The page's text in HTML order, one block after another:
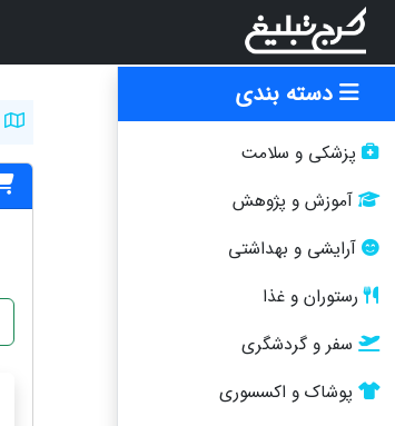
دسته بندی
پزشکی و سلامت
آموزش و پژوهش
آرایشی و بهداشتی
رستوران و غذا
سفر و گردشگری
پوشاک و اکسسوری